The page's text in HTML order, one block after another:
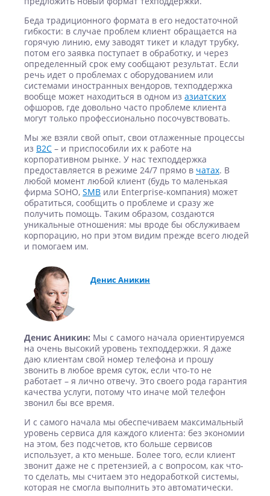
Беда традиционного формата в его недостаточной
гибкости: в случае проблем клиент обращается на
горячую линию, ему заводят тикет и кладут трубку,
потом его заявка поступает в обработку, и через
определенный срок ему сообщают результат. Если
речь идет о проблемах с оборудованием или
системами иностранных вендоров, техподдержка
вообще может находиться в одном из азиатских
офшоров, где довольно часто проблеме клиента
могут только профессионально посочувствовать.
Мы же взяли свой опыт, свои отлаженные процессы
из В2С – и приспособили их к работе на
корпоративном рынке. У нас техподдержка
предоставляется в режиме 24/7 прямо в чатах. В
любой момент любой клиент (будь то маленькая
фирма SOHO, SMB или Enterprise-компания) может
обратиться, сообщить о проблеме и сразу же
получить помощь. Таким образом, создаются
уникальные отношения: мы вроде бы обслуживаем
корпорацию, но при этом видим прежде всего людей
и помогаем им.
Денис Аникин
Денис Аникин: Мы с самого начала ориентируемся
на очень высокий уровень техподдержки. Я даже
даю клиентам свой номер телефона и прошу
звонить в любое время суток, если что-то не
работает – я лично отвечу. Это своего рода гарантия
качества услуги, потому что иначе мой телефон
звонил бы все время.
И с самого начала мы обеспечиваем максимальный
уровень сервиса для каждого клиента: без экономии
на этом, без подсчетов, кто больше сервисов
использует, а кто меньше. Более того, если клиент
звонит даже не с претензией, а с вопросом, как что-
то сделать, мы считаем это недоработкой системы,
которая не смогла выполнить это автоматически.